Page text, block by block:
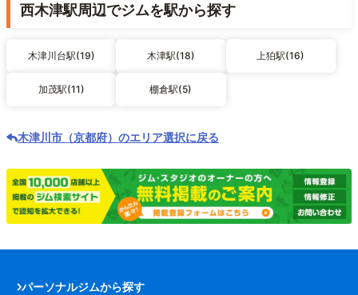
西木津駅周辺でジムを駅から探す
木津川台駅(19) 木津駅(18) 上狛駅(16)
加茂駅(11) 棚倉駅(5)
木津川市（京都府）のエリア選択に戻る
パーソナルジムから探す